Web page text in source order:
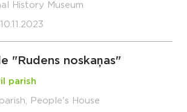
History Museum
"Rudens noskaņas"
parish
People's House